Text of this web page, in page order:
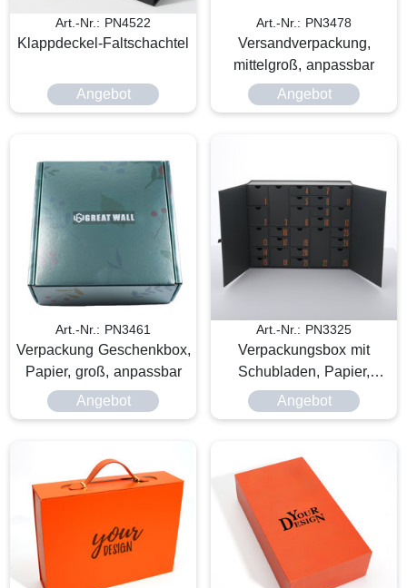
Art.-Nr.: PN4522
Klappdeckel-Faltschachtel
Angebot
Art.-Nr.: PN3478
Versandverpackung,
mittelgroß, anpassbar
Angebot
Art.-Nr.: PN3461
Verpackung Geschenkbox,
Papier, groß, anpassbar
Angebot
Art.-Nr.: PN3325
Verpackungsbox mit
Schubladen, Papier,
Adventskalender
Angebot